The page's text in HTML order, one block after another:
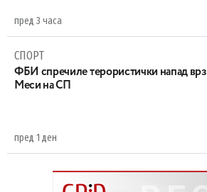
пред 3 часа
СПОРТ
ФБИ спречиле терористички напад врз
Меси на СП
пред 1 ден